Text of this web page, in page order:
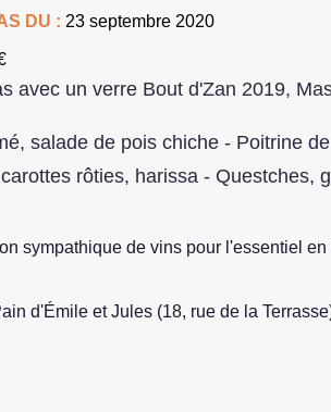
DU : 23 septembre 2020
avec un verre Bout d'Zan 2019,
salade de pois chiche - Poitrine
rôties, harissa - Questches,
sympathique de vins pour l'essentiel
d'Émile et Jules (18, rue de la